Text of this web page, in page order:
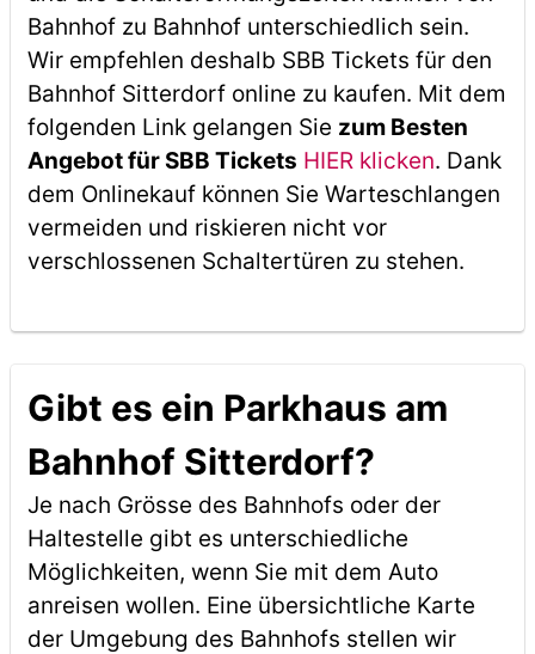
Bahnhof zu Bahnhof unterschiedlich sein.
Wir empfehlen deshalb SBB Tickets für den
Bahnhof Sitterdorf online zu kaufen. Mit dem
folgenden Link gelangen Sie zum Besten
Angebot für SBB Tickets HIER klicken. Dank
dem Onlinekauf können Sie Warteschlangen
vermeiden und riskieren nicht vor
verschlossenen Schaltertüren zu stehen.
Gibt es ein Parkhaus am
Bahnhof Sitterdorf?
Je nach Grösse des Bahnhofs oder der
Haltestelle gibt es unterschiedliche
Möglichkeiten, wenn Sie mit dem Auto
anreisen wollen. Eine übersichtliche Karte
der Umgebung des Bahnhofs stellen wir